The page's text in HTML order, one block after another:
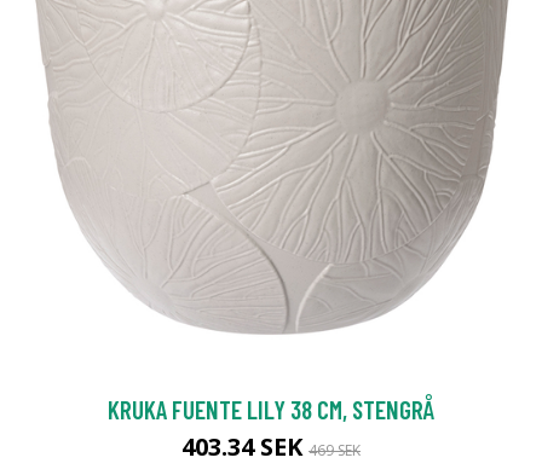
KRUKA FUENTE LILY 38 CM, STENGRÅ
403.34 SEK 469 SEK